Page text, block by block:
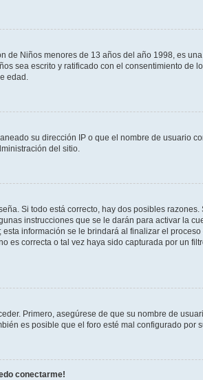
de Niños menores de 13 años del año 1998, es
sea escrito y ratificado con el consentimiento
edad.
su dirección IP o que el nombre de usuario
del sitio.
Si todo está correcto, hay dos posibles
instrucciones que se le darán para activar la
información se le brindará al finalizar el
es correcta o tal vez haya sido capturada por un
Primero, asegúrese de que su nombre de
es posible que el foro esté mal configurado
conectarme!